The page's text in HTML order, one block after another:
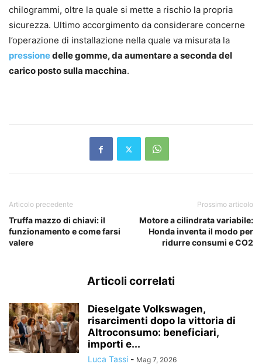
chilogrammi, oltre la quale si mette a rischio la propria
sicurezza. Ultimo accorgimento da considerare concerne
l’operazione di installazione nella quale va misurata la
pressionedelle gomme, da aumentare a seconda del
carico posto sulla macchina.
Articolo precedente
Truffa mazzo di chiavi: il
funzionamento e come farsi
valere
Prossimo articolo
Motore a cilindrata variabile:
Honda inventa il modo per
ridurre consumi e CO2
Articoli correlati
Dieselgate Volkswagen,
risarcimenti dopo la vittoria di
Altroconsumo: beneficiari,
importi e...
Luca Tassi - Mag 7, 2026